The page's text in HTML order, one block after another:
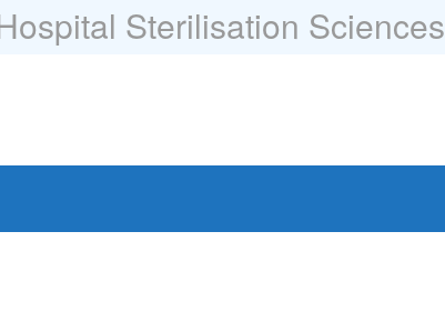
Sterilisation Sciences